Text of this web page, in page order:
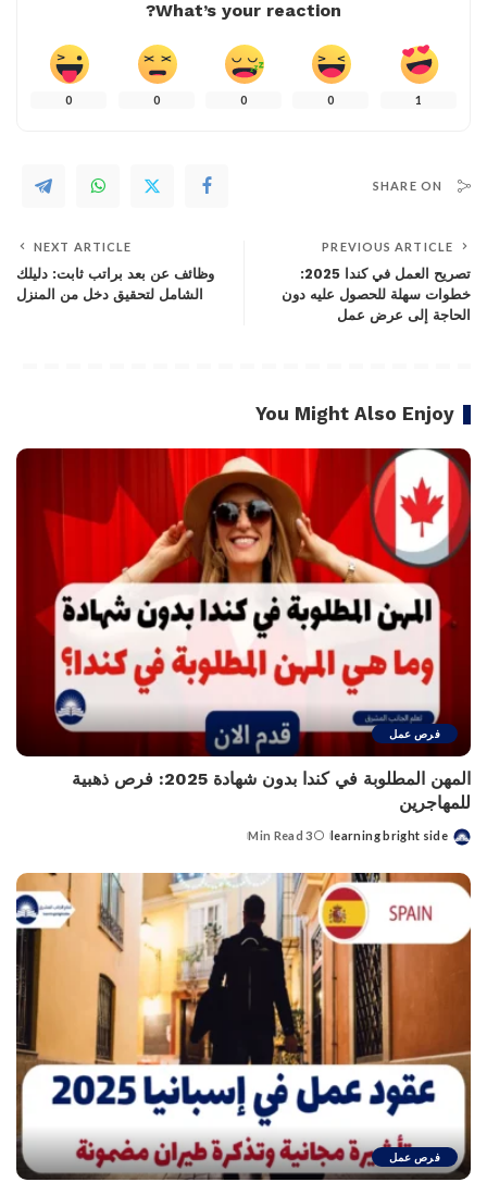
What’s your reaction?
1
0
0
0
0
SHARE ON
PREVIOUS ARTICLE
تصريح العمل في كندا 2025:
خطوات سهلة للحصول عليه دون
الحاجة إلى عرض عمل
NEXT ARTICLE
وظائف عن بعد براتب ثابت: دليلك
الشامل لتحقيق دخل من المنزل
You Might Also Enjoy
فرص عمل
المهن المطلوبة في كندا بدون شهادة 2025: فرص ذهبية
للمهاجرين
Posted
learning bright side
3 Min Read
فرص عمل